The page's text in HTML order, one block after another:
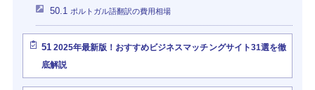
50.1 ポルトガル語翻訳の費用相場
512025年最新版！おすすめビジネスマッチングサイト31選を徹
底解説